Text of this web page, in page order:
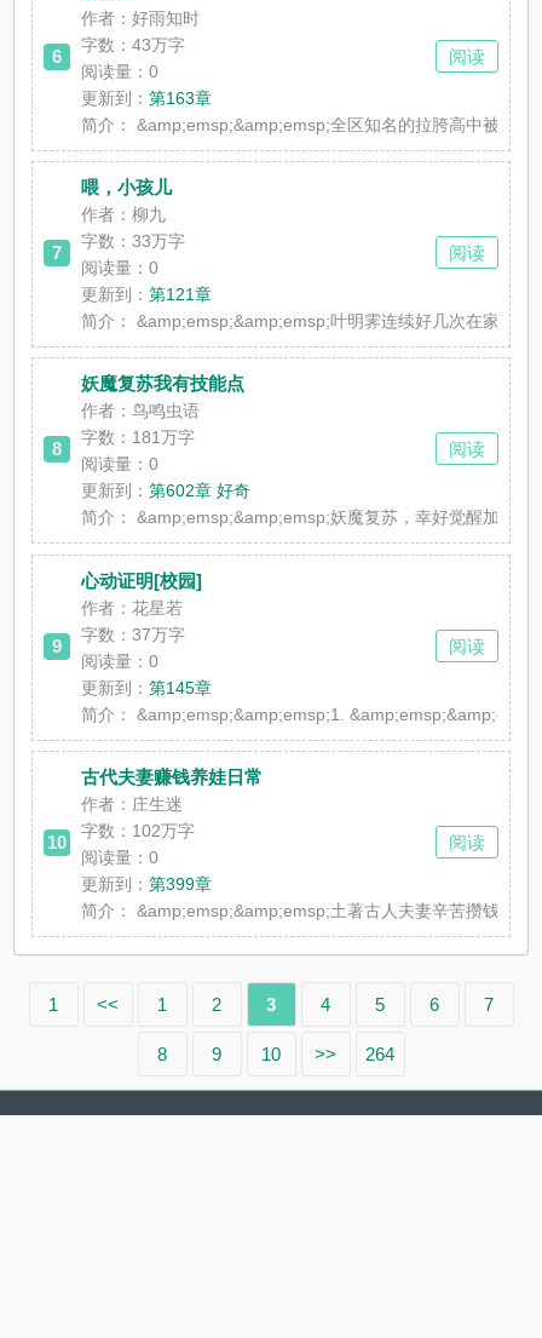
6
作者：好雨知时
字数：43万字
阅读量：0
更新到：第163章
简介：
&amp;emsp;&amp;emsp;全区知名的拉胯高中被名校
阅读
7
喂，小孩儿
作者：柳九
字数：33万字
阅读量：0
更新到：第121章
简介：
&amp;emsp;&amp;emsp;叶明霁连续好几次在家门
阅读
8
妖魔复苏我有技能点
作者：鸟鸣虫语
字数：181万字
阅读量：0
更新到：第602章 好奇
简介：
&amp;emsp;&amp;emsp;妖魔复苏，幸好觉醒加点
阅读
9
心动证明[校园]
作者：花星若
字数：37万字
阅读量：0
更新到：第145章
简介：
&amp;emsp;&amp;emsp;1.
阅读
10
古代夫妻赚钱养娃日常
作者：庄生迷
字数：102万字
阅读量：0
更新到：第399章
简介：
&amp;emsp;&amp;emsp;土著古人夫妻辛苦攒钱鸡
阅读
1 << 1 2 3 4 5 6 7
8 9 10 >> 264